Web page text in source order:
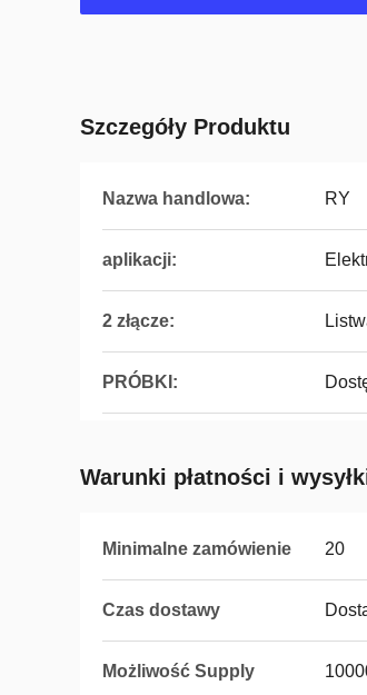
Szczegóły Produktu
Nazwa handlowa: RY
aplikacji:
2 złącze:
PRÓBKI:
Warunki płatności i
Minimalne zamówienie 20
Czas dostawy
Możliwość Supply